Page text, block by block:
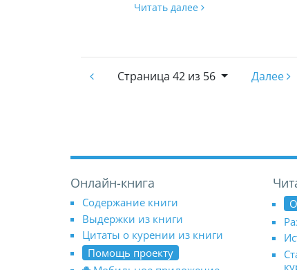
Читать далее
Страница 42 из 56 Далее
Онлайн-книга
Содержание книги
Выдержки из книги
Цитаты о курении из книги
Помощь проекту